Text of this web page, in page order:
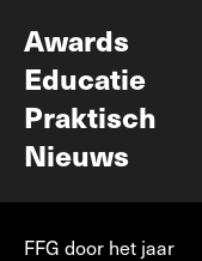
Awards
Educatie
Praktisch
Nieuws
FFG door het jaar